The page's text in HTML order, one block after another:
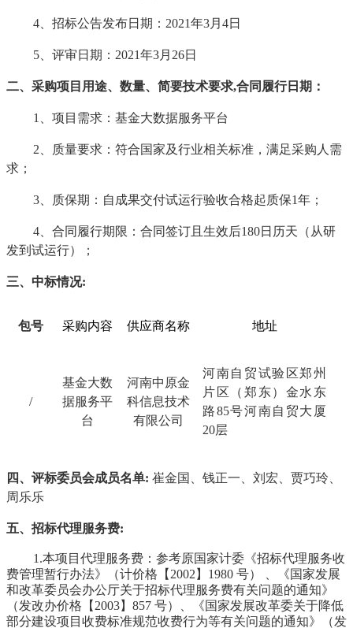
4、招标公告发布日期： 2021年3月 4日
5、评审日期： 2021年3月 26日
二、采购项目用途、数量、简要技术要求,合同履行日期：
1、项目需求：基金大数据服务平台
2、质量要求：符合国家及行业相关标准，满足采购人需
求；
3、质保期：自成果交付试运行验收合格起质保1年；
4 、合同履行期限：合同签订且生效后180日历天（从研
发到试运行）；
三、中标情况:
包号 采购内容 供应商名称 地址
/
基金大数
据服务平
台
河南中原金
科信息技术
有限公司
河南自贸试验区郑州
片区（郑东）金水东
路85号河南自贸大厦
20层
四、评标委员会成员名单: 崔金国 、钱正一、 刘宏 贾巧玲
周乐乐
五、招标代理服务费:
1.本项目代理服务费：参考原国家计委《招标代理服务收
费管理暂行办法》（计价格【2002】1980 号） 、《国家发展
和改革委员会办公厅关于招标代理服务费有关问题的通知》
（发改办价格【2003】857 号）、《国家发展改革委关于降低
部分建设项目收费标准规范收费行为等有关问题的通知》（发